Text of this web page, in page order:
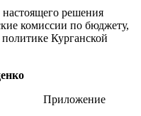
решения
комиссии по бюджету,
Курганской
Приложение